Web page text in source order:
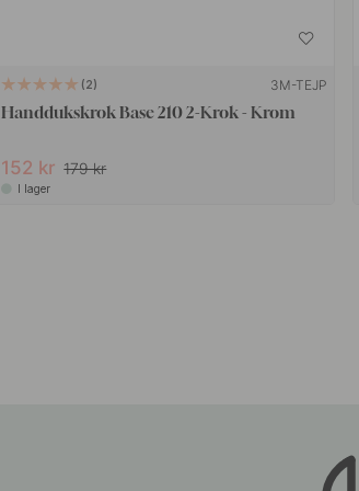
2 3M-TEJP
Handdukskrok Base 210 2-Krok - Krom
152 kr 179 kr
I lager